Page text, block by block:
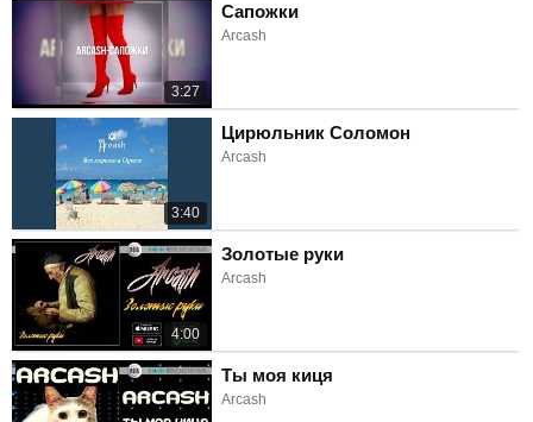
3:27
Сапожки
Arcash
3:40
Цирюльник Соломон
Arcash
4:00
Золотые руки
Arcash
Ты моя киця
Arcash